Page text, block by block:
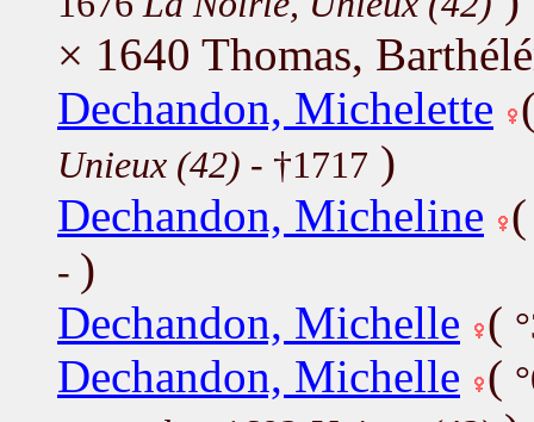
× 1640 Thomas,
Dechandon, Michelette
Unieux (42) - †1717 )
Dechandon, Micheline
- )
Dechandon, Michelle (
Dechandon, Michelle (